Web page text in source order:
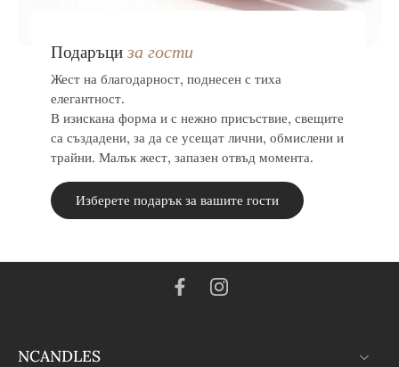
Подаръци за гости
Жест на благодарност, поднесен с тиха
елегантност.
В изискана форма и с нежно присъствие, свещите
са създадени, за да се усещат лични, обмислени и
трайни. Малък жест, запазен отвъд момента.
Изберете подарък за вашите гости
NCANDLES